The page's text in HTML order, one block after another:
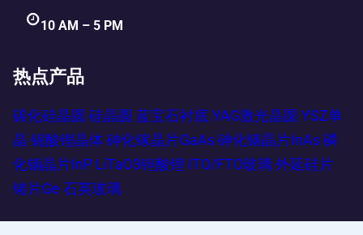
10 AM – 5 PM
热点产品
碳化硅晶圆 硅晶圆 蓝宝石衬底 YAG激光晶圆 YSZ单
晶 铌酸锂晶体 砷化镓晶片GaAs 砷化铟晶片InAs 磷
化铟晶片InP LiTaO3钽酸锂 ITO/FTO玻璃 外延硅片
锗片Ge 石英玻璃